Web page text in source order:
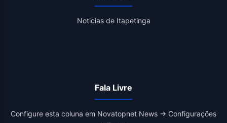
Noticias de Itapetinga
Fala Livre
Configure esta coluna em Novatopnet News → Configurações